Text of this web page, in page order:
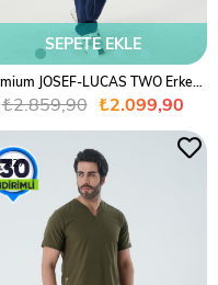
SEPETE EKLE
₺2.099,90
₺2.859,90
%27